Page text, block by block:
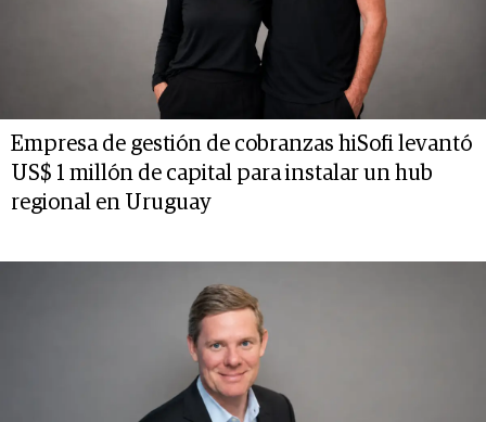
Empresa de gestión de cobranzas hiSofi levantó
US$ 1 millón de capital para instalar un hub
regional en Uruguay